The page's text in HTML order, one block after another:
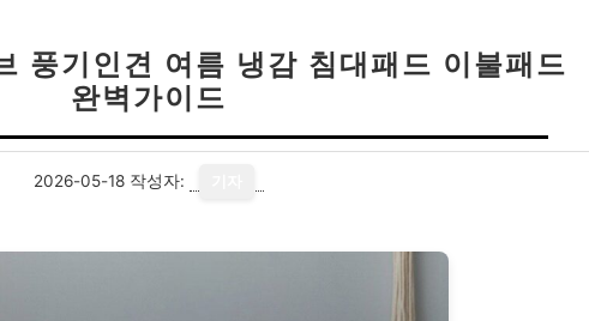
풍기인견 여름 냉감 침대패드 이불패드
완벽가이드
2026-05-18 작성자: